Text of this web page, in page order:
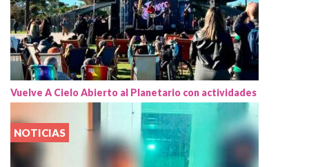
Vuelve A Cielo Abierto al Planetario con actividades
NOTICIAS